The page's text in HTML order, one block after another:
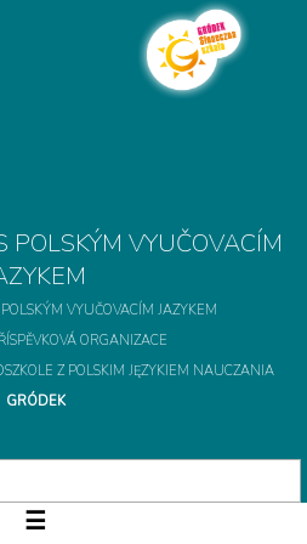
ŠKOLA S
VYUČOVACÍM JAZYKEM
ORGANIZACE
Z POLSKIM JĘZYKIEM NAUCZANIA
GRÓDEK
☰